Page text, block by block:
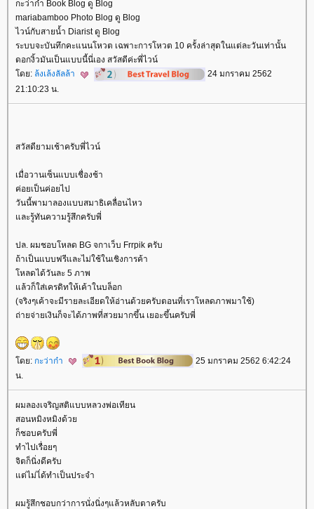
กะว่าก๋า Book Blog ดู Blog
mariabamboo Photo Blog ดู Blog
ไวน์กับสายน้ำ Diarist ดู Blog
ระบบจะบันทึกคะแนนโหวต เฉพาะการโหวต 10 ครั้งล่าสุดในแต่ละวันเท่านั้น
ดอกงิ้วมันเป็นแบบนี้นี่เอง สวัสดีค่ะพี่ไวน์
ดย: ล้งเล้งลัลล้า
24 มกราคม 2562
21:10:23 น.
สวัสดียามเช้าครับพี่ไวน์
เมื่อวานเซ็นแบบเชื่องช้า
ค่อยเป็นค่อยไป
วันนี้พามาลองแบบสมาธิเคลื่อนไหว
ละรู้ทันความรู้สึกครับพี่
ปล. ผมชอบโหลด BG จกาเว็บ Frrpik ครับ
ถ้าเป็นแบบฟรีและไม่ใช้ในเชิงการค้า
หลดได้วันละ 5 ภาพ
ล้วก็ใส่เครดิทให้เค้าในบล็อก
(จริงๆเค้าจะมีรายละเอียดให้อ่านด้วยครับตอนที่เราโหลดภาพมาใช้)
ถ่ายจ่ายเงินก็จะได้ภาพที่สวยมากขึ้น เยอะขึ้นครับพี่
ดย: กะว่าก๋า
25 มกราคม 2562 6:42:24
น.
ผมลองเจริญสติแบบหลวงพ่อเทียน
สอนหมิงหมิงด้ว
ก็ชอบครับพี่
ทำไปเรื่อยๆ
จิตก็นิ่งดีครับ
ต่ไม่ไ่ด้ทำเป็นประจำ
ผมรู้สึกชอบกว่าการนั่งนิ่งๆแล้วหลับตาครับ